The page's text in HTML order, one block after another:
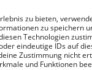
zu bieten,
zu speichern
Technologien
eindeutige IDs auf
Zustimmung nicht
und Funktionen